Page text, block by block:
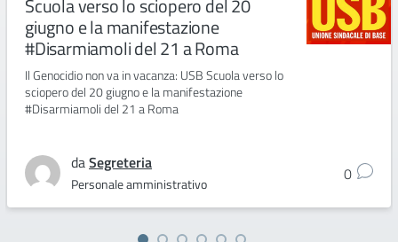
Scuola verso lo sciopero del 20
giugno e la manifestazione
#Disarmiamoli del 21 a Roma
Il Genocidio non va in vacanza: USB Scuola verso lo
sciopero del 20 giugno e la manifestazione
#Disarmiamoli del 21 a Roma
daSegreteria
Personale amministrativo 0